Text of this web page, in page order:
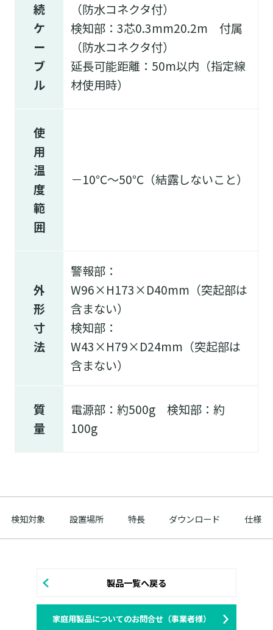
続
ケ
ー
ブ
ル
（防水コネクタ付）
検知部：3芯0.3mm20.2m 付属
（防水コネクタ付）
延長可能距離：50m以内（指定線
材使用時）
使
用
温
度
範
囲
－10℃～50℃（結露しないこと）
外
形
寸
法
警報部：
W96×H173×D40mm（突起部は
含まない）
検知部：
W43×H79×D24mm（突起部は
含まない）
質
量
電源部：約500g 検知部：約
100g
検知対象 設置場所 特長 ダウンロード 仕様
製品一覧へ戻る
家庭用製品についてのお問合せ（事業者様）